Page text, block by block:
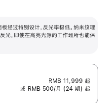
经过特别设计，反光率极低。纳米纹理
光，即使在高亮光源的工作场所也能保
RMB 11,999 起
或 RMB 500/月 (24 期) 起